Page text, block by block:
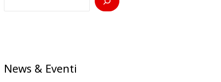
News & Eventi